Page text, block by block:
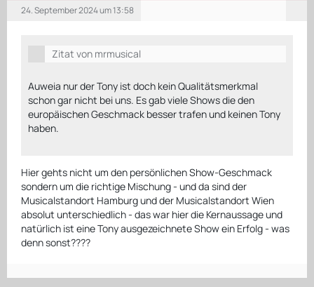
24. September 2024 um 13:58
Zitat von mrmusical
Auweia nur der Tony ist doch kein Qualitätsmerkmal
schon gar nicht bei uns. Es gab viele Shows die den
europäischen Geschmack besser trafen und keinen Tony
haben.
Hier gehts nicht um den persönlichen Show-Geschmack
sondern um die richtige Mischung - und da sind der
Musicalstandort Hamburg und der Musicalstandort Wien
absolut unterschiedlich - das war hier die Kernaussage und
natürlich ist eine Tony ausgezeichnete Show ein Erfolg - was
denn sonst????